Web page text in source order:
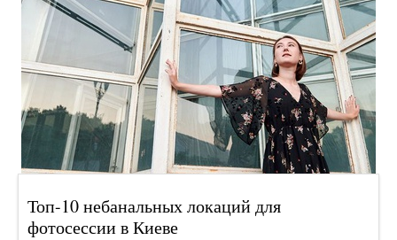
Топ-10 небанальных локаций для
фотосессии в Киеве